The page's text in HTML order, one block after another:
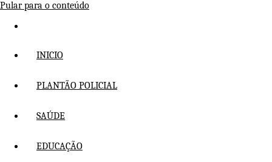
Pular para o conteúdo
INICIO
PLANTÃO POLICIAL
SAÚDE
EDUCAÇÃO